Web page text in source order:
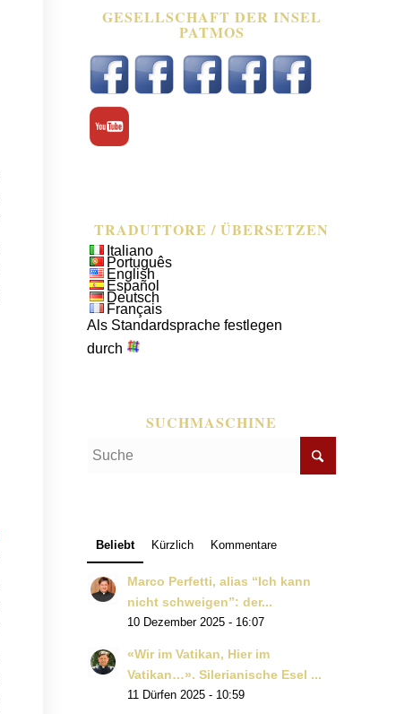
GESELLSCHAFT DER INSEL
PATMOS
TRADUTTORE / ÜBERSETZEN
Italiano
Português
English
Español
Deutsch
Français
Als Standardsprache festlegen
durch
SUCHMASCHINE
Beliebt Kürzlich Kommentare
Marco Perfetti, alias “Ich kann
nicht schweigen”: der...
10 Dezember 2025 - 16:07
«Wir im Vatikan, Hier im
Vatikan…». Silerianische Esel ...
11 Dürfen 2025 - 10:59